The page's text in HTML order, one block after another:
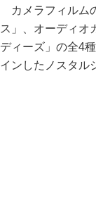
カメラフィルム
ス」、オーディオ
ディーズ」の全4
インしたノスタル